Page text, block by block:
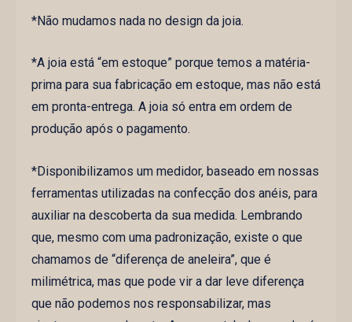
*Não mudamos nada no design da joia.
*A joia está “em estoque” porque temos a matéria-
prima para sua fabricação em estoque, mas não está
em pronta-entrega. A joia só entra em ordem de
produção após o pagamento.
*Disponibilizamos um medidor, baseado em nossas
ferramentas utilizadas na confecção dos anéis, para
auxiliar na descoberta da sua medida. Lembrando
que, mesmo com uma padronização, existe o que
chamamos de “diferença de aneleira”, que é
milimétrica, mas que pode vir a dar leve diferença
que não podemos nos responsabilizar, mas